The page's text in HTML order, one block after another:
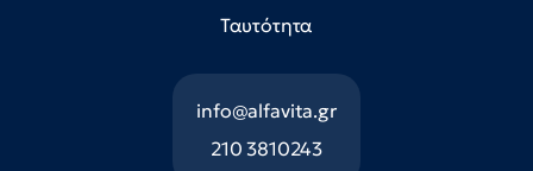
Ταυτότητα
info@alfavita.gr
210 3810243